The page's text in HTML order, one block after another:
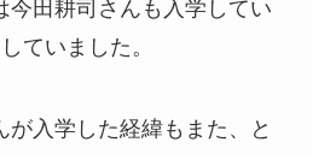
今田耕司さんも入学してい
ていました。
が入学した経緯もまた、と